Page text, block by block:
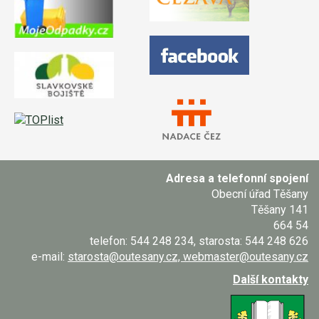
Adresa a telefonní spojení
Obecní úřad Těšany
Těšany 141
664 54
telefon: 544 248 234, starosta: 544 248 626
e-mail: starosta@outesany.cz, webmaster@outesany.cz
Další kontakty